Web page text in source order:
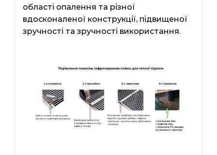
області опалення та різної
вдосконаленої конструкції, підвищеної
зручності та зручності використання.